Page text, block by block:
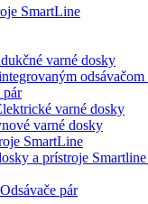
varné dosky
pár
varné dosky
varné dosky
SmartLine